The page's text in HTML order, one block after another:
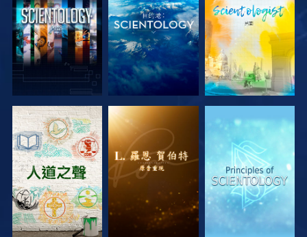
探索系列節目 探索系列節目 探索系列節目